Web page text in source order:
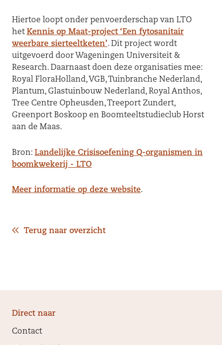
Hiertoe loopt onder penvoerderschap van LTO
het Kennis op Maat-project ‘Een fytosanitair
weerbare sierteeltketen’. Dit project wordt
uitgevoerd door Wageningen Universiteit &
Research. Daarnaast doen deze organisaties mee:
Royal FloraHolland, VGB, Tuinbranche Nederland,
Plantum, Glastuinbouw Nederland, Royal Anthos,
Tree Centre Opheusden, Treeport Zundert,
Greenport Boskoop en Boomteeltstudieclub Horst
aan de Maas.
Bron: Landelijke Crisisoefening Q-organismen in
boomkwekerij - LTO
Meer informatie op deze website.
Terug naar overzicht
Direct naar
Contact